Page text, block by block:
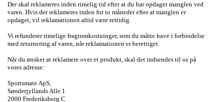
Der skal reklameres inden rimelig tid efter at du har opdaget manglen ved
varen. Hvis der reklameres inden for to måneder efter at manglen er
opdaget, vil reklamationen altid være rettidig.
Vi refunderer rimelige fragtomkostninger, som du måtte have i forbindelse
med returnering af varen, når reklamationen er berettiget.
Når du ønsker at reklamere over et produkt, skal det indsendes til os på
vores adresse:
Sportsmate ApS,
Sønderjyllands Alle 1
2000 Frederiksberg C